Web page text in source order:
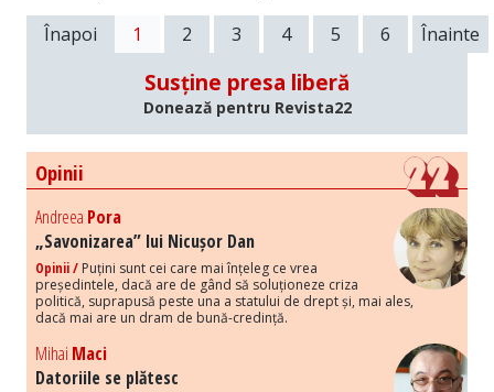
Înapoi 1 2 3 4 5 6 Înainte
Susține presa liberă
Donează pentru Revista22
Opinii
Andreea Pora
„Savonizarea” lui Nicușor Dan
Opinii / Puțini sunt cei care mai înțeleg ce vrea
președintele, dacă are de gând să soluționeze criza
politică, suprapusă peste una a statului de drept și, mai ales,
dacă mai are un dram de bună-credință.
Mihai Maci
Datoriile se plătesc